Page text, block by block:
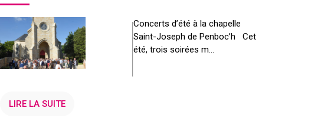
Les
concerts
d’été
Concerts d’été à la chapelle
Saint-Joseph de Penboc’h Cet
été, trois soirées m...
LIRE LA SUITE